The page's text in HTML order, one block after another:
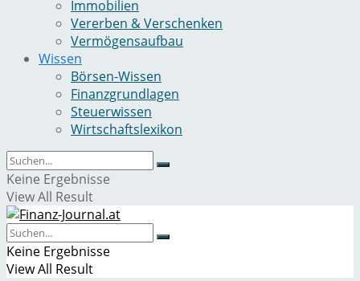
Immobilien
Vererben & Verschenken
Vermögensaufbau
Wissen
Börsen-Wissen
Finanzgrundlagen
Steuerwissen
Wirtschaftslexikon
Keine Ergebnisse
View All Result
Keine Ergebnisse
View All Result